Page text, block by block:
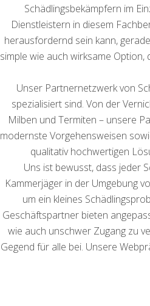
Schädlingsbekämpfern im
Dienstleistern in diesem
herausfordernd sein kann,
simple wie auch wirksame
Unser Partnernetzwerk von
spezialisiert sind. Von der
Milben und Termiten – unsere
modernste Vorgehensweisen
qualitativ hochwertigen
Uns ist bewusst, dass jeder
Kammerjäger in der Umgebung
um ein kleines
Geschäftspartner bieten
wie auch unschwer Zugang zu
Gegend für alle bei. Unsere